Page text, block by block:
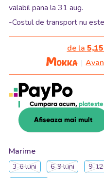
valabil pana la 31 aug.
-Costul de transport nu
de la
Cumpara acum,
Afiseaza mai mult
Marime
3-6 luni 6-9 luni 9-